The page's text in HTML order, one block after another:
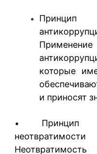
которые
и приносят
• Принцип